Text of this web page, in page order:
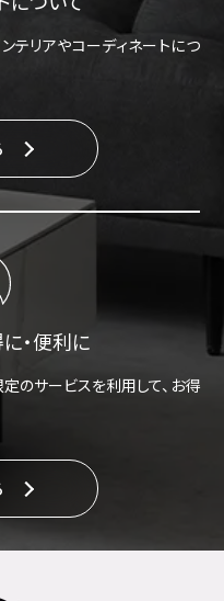
テリアやコーディネートにつ
・便利に
のサービスを利用して、お得